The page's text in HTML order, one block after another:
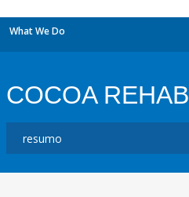
What We Do
COCOA REHAB